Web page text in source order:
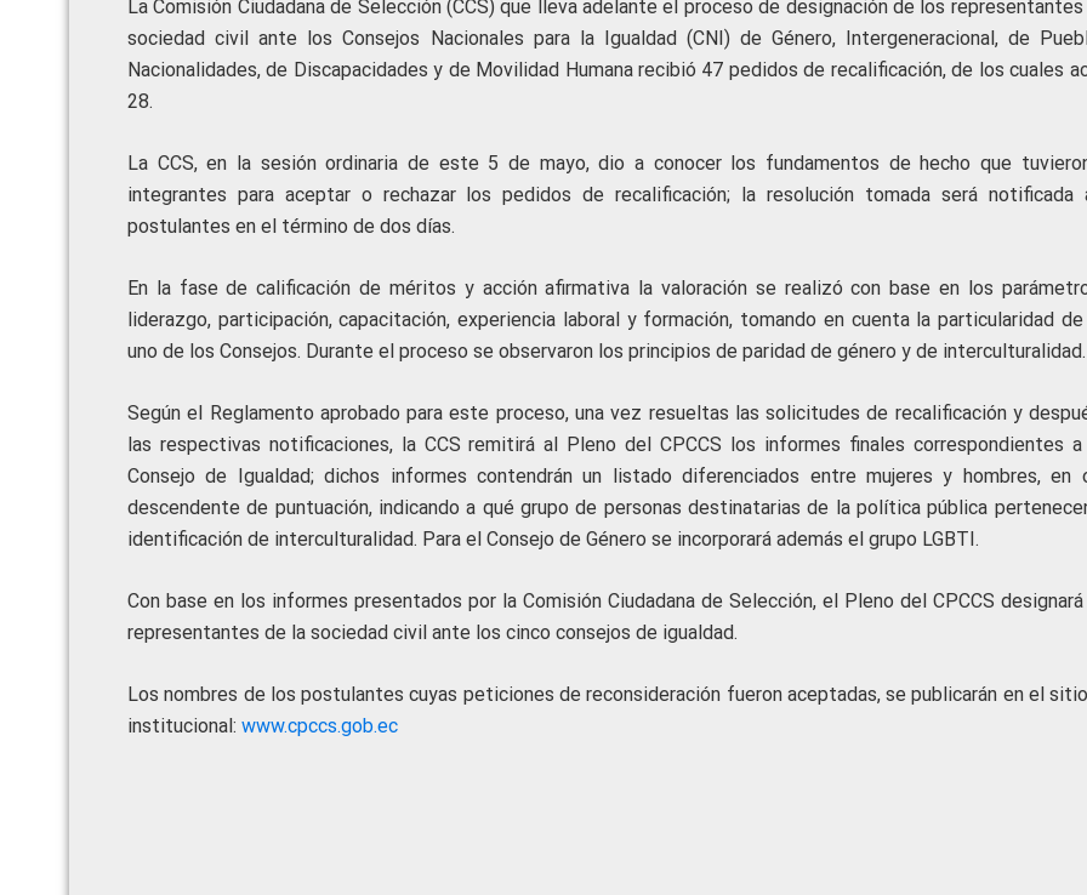
La Comisión Ciudadana de Selección (CCS) que lleva adelante el proceso de designación de los
sociedad civil ante los Consejos Nacionales para la Igualdad (CNI) de Género, Intergeneracional, de
Nacionalidades, de Discapacidades y de Movilidad Humana recibió 47 pedidos de recalificación, de los cuales
28.
La CCS, en la sesión ordinaria de este 5 de mayo, dio a conocer los fundamentos de hecho que
integrantes para aceptar o rechazar los pedidos de recalificación; la resolución tomada será notificada
postulantes en el término de dos días.
En la fase de calificación de méritos y acción afirmativa la valoración se realizó con base en los
liderazgo, participación, capacitación, experiencia laboral y formación, tomando en cuenta la particularidad de
uno de los Consejos. Durante el proceso se observaron los principios de paridad de género y de interculturalidad.
Según el Reglamento aprobado para este proceso, una vez resueltas las solicitudes de recalificación y
las respectivas notificaciones, la CCS remitirá al Pleno del CPCCS los informes finales correspondientes a
Consejo de Igualdad; dichos informes contendrán un listado diferenciados entre mujeres y hombres, en
descendente de puntuación, indicando a qué grupo de personas destinatarias de la política pública
identificación de interculturalidad. Para el Consejo de Género se incorporará además el grupo LGBTI.
Con base en los informes presentados por la Comisión Ciudadana de Selección, el Pleno del CPCCS
representantes de la sociedad civil ante los cinco consejos de igualdad.
Los nombres de los postulantes cuyas peticiones de reconsideración fueron aceptadas, se publicarán en el
institucional: www.cpccs.gob.ec